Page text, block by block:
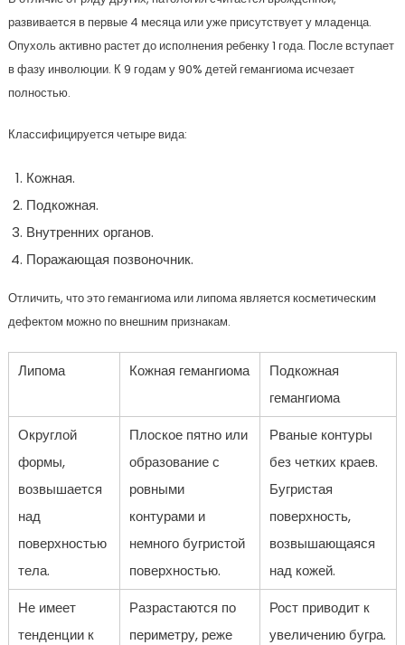
развивается в первые 4 месяца или уже присутствует у младенца.
Опухоль активно растет до исполнения ребенку 1 года. После вступает
в фазу инволюции. К 9 годам у 90% детей гемангиома исчезает
полностью.
Классифицируется четыре вида:
Кожная.
Подкожная.
Внутренних органов.
Поражающая позвоночник.
Отличить, что это гемангиома или липома является косметическим
дефектом можно по внешним признакам.
Липома Кожная гемангиома
Подкожная
гемангиома
Округлой
формы,
возвышается
над
поверхностью
тела.
Плоское пятно или
образование с
ровными
контурами и
немного бугристой
поверхностью.
Рваные контуры
без четких краев.
Бугристая
поверхность,
возвышающаяся
над кожей.
Не имеет
тенденции к
Разрастаются по
периметру, реже
Рост приводит к
увеличению бугра.